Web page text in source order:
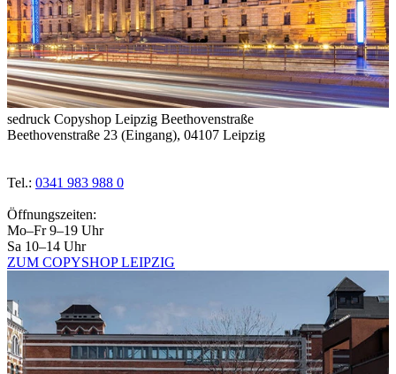
sedruck Copyshop Leipzig Beethovenstraße
Beethovenstraße 23 (Eingang), 04107 Leipzig
Tel.: 0341 983 988 0
Öffnungszeiten:
Mo–Fr 9–19 Uhr
Sa 10–14 Uhr
ZUM COPYSHOP LEIPZIG